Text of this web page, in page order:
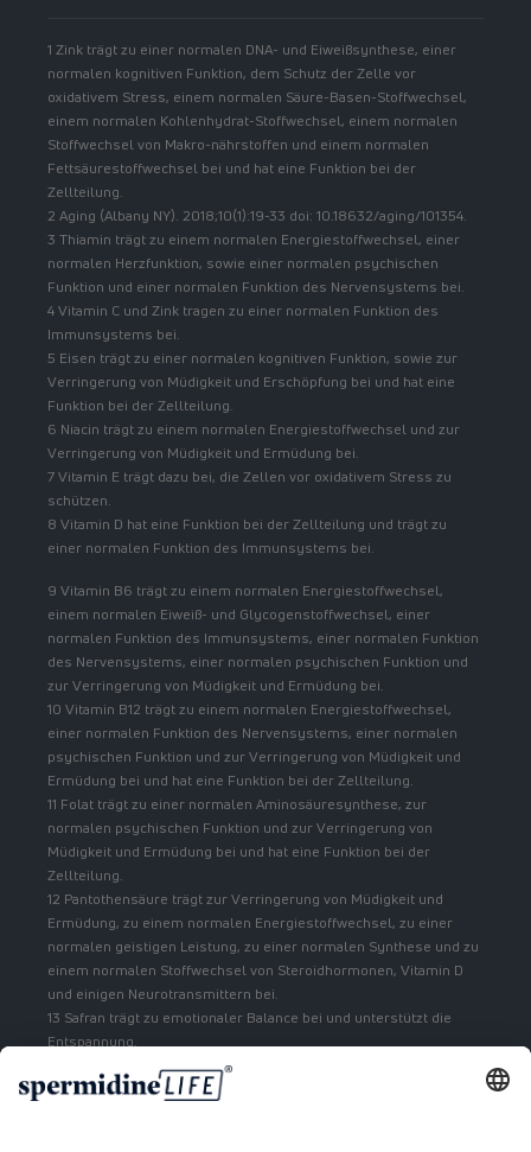
1 Zink trägt zu einer normalen DNA- und Eiweißsynthese, einer
normalen kognitiven Funktion, dem Schutz der Zelle vor
oxidativem Stress, einem normalen Säure-Basen-Stoffwechsel,
einem normalen Kohlenhydrat-Stoffwechsel, einem normalen
Stoffwechsel von Makro-nährstoffen und einem normalen
Fettsäurestoffwechsel bei und hat eine Funktion bei der
Zellteilung.
2 Aging (Albany NY). 2018;10(1):19-33 doi: 10.18632/aging/101354.
3 Thiamin trägt zu einem normalen Energiestoffwechsel, einer
normalen Herzfunktion, sowie einer normalen psychischen
Funktion und einer normalen Funktion des Nervensystems bei.
4 Vitamin C und Zink tragen zu einer normalen Funktion des
Immunsystems bei.
5 Eisen trägt zu einer normalen kognitiven Funktion, sowie zur
Verringerung von Müdigkeit und Erschöpfung bei und hat eine
Funktion bei der Zellteilung.
6 Niacin trägt zu einem normalen Energiestoffwechsel und zur
Verringerung von Müdigkeit und Ermüdung bei.
7 Vitamin E trägt dazu bei, die Zellen vor oxidativem Stress zu
schützen.
8 Vitamin D hat eine Funktion bei der Zellteilung und trägt zu
einer normalen Funktion des Immunsystems bei.
9 Vitamin B6 trägt zu einem normalen Energiestoffwechsel,
einem normalen Eiweiß- und Glycogenstoffwechsel, einer
normalen Funktion des Immunsystems, einer normalen Funktion
des Nervensystems, einer normalen psychischen Funktion und
zur Verringerung von Müdigkeit und Ermüdung bei.
10 Vitamin B12 trägt zu einem normalen Energiestoffwechsel,
einer normalen Funktion des Nervensystems, einer normalen
psychischen Funktion und zur Verringerung von Müdigkeit und
Ermüdung bei und hat eine Funktion bei der Zellteilung.
11 Folat trägt zu einer normalen Aminosäuresynthese, zur
normalen psychischen Funktion und zur Verringerung von
Müdigkeit und Ermüdung bei und hat eine Funktion bei der
Zellteilung.
12 Pantothensäure trägt zur Verringerung von Müdigkeit und
Ermüdung, zu einem normalen Energiestoffwechsel, zu einer
normalen geistigen Leistung, zu einer normalen Synthese und zu
einem normalen Stoffwechsel von Steroidhormonen, Vitamin D
und einigen Neurotransmittern bei.
13 Safran trägt zu emotionaler Balance bei und unterstützt die
Entspannung.